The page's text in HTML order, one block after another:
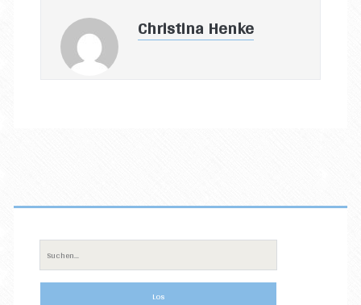
Christina Henke
Primäre
Sidebar
Suche
nach: